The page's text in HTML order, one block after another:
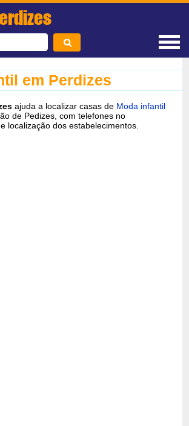
em Perdizes
ajuda a localizar casas de Moda infantil
de Pedizes, com telefones no
localização dos estabelecimentos.